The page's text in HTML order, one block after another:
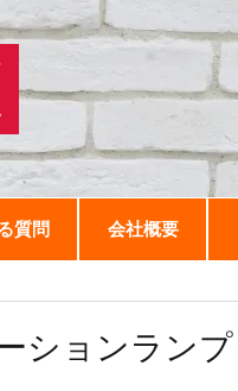
質問 会社概要
ションランプ